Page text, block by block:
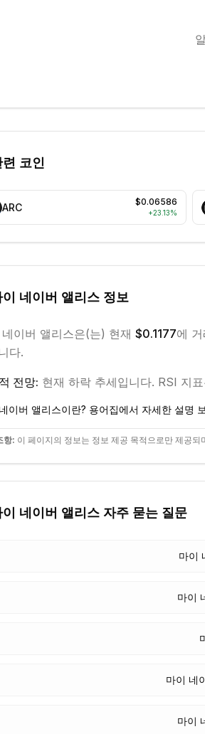
련 코인
ARC $0.06586
+23.13%
이 네이버 앨리스정보
이버 앨리스은(는) 현재 $0.1177에
다.
전망: 현재 하락추세입니다. RSI 지
이버 앨리스이란? 용어집에서 자세한 설명
항: 이 페이지의 정보는 정보 제공 목적으로만 제공
이 네이버 앨리스자주 묻는 질문
마이
마이
마이 네
마이